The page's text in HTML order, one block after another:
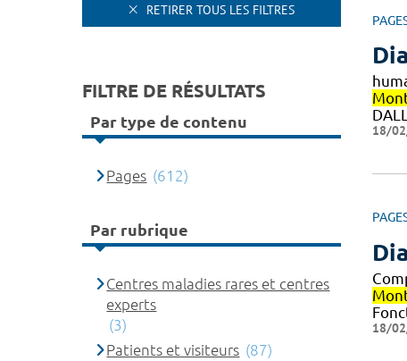
18/
18/
RETIRER TOUS LES FILTRES
FILTRE DE RÉSULTATS
Par type de contenu
Pages (612)
Par rubrique
Centres maladies rares et centres
experts
(3)
Patients et visiteurs (87)